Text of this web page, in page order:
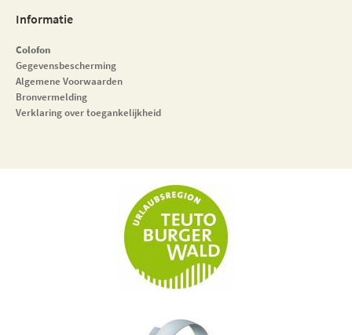
Informatie
Colofon
Gegevensbescherming
Algemene Voorwaarden
Bronvermelding
Verklaring over toegankelijkheid